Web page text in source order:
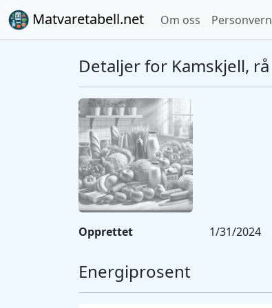
Matvaretabell.net Om oss Personvern
Detaljer for Kamskjell, rå
Opprettet 1/31/2024
Energiprosent